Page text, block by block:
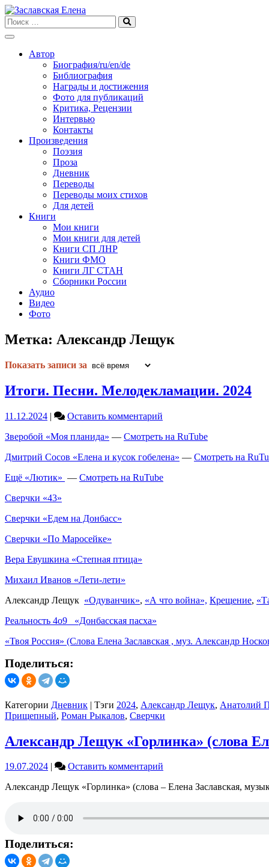
Skip
to
content
Автор
Биография/ru/en/de
Библиография
Награды и достижения
Фото для публикаций
Критика, Рецензии
Интервью
Контакты
Произведения
Поэзия
Проза
Дневник
Переводы
Переводы моих стихов
Для детей
Книги
Мои книги
Мои книги для детей
Книги СП ЛНР
Книги ФМО
Книги ЛГ СТАН
Сборники России
Аудио
Видео
Фото
Метка: Александр Лещук
Показать записи за
Итоги. Песни. Мелодекламации. 2024
11.12.2024 | Оставить комментарий
Песни.
2024
Зверобой «Моя планида» — Смотреть на RuTube
Дмитрий Сосов «Елена и кусок гобелена» — Смотреть на
Ещё «Лютик» — Смотреть на RuTube
Сверчки «43»
Сверчки «Едем на Донбасс»
Сверчки «По Маросейке»
Вера Евушкина «Степная птица»
Михаил Иванов «Лети-лети»
Александр Лещук «Одуванчик», «А что война», Крещение,
Реальность 4о9 «Донбасская пасха»
«Твоя Россия» (Слова Елена Заславская , муз. Александр
Поделиться:
Категории Дневник | Тэги 2024, Александр Лещук, Анатолий
Прищепный, Роман Рыкалов, Сверчки
Александр Лещук «Горлинка» (слова
19.07.2024 | Оставить комментарий
Лещук
Елена
Александр Лещук «Горлинка» (слова – Елена Заславская,
Поделиться: